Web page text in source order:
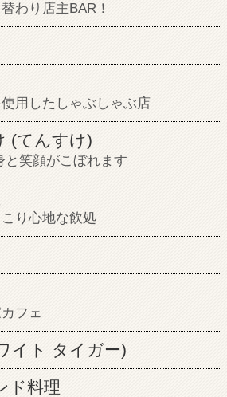
わり店主BAR！
用したしゃぶしゃぶ店
(てんすけ)
笑顔がこぼれます
り心地な飲処
フェ
イト タイガー)
ド料理